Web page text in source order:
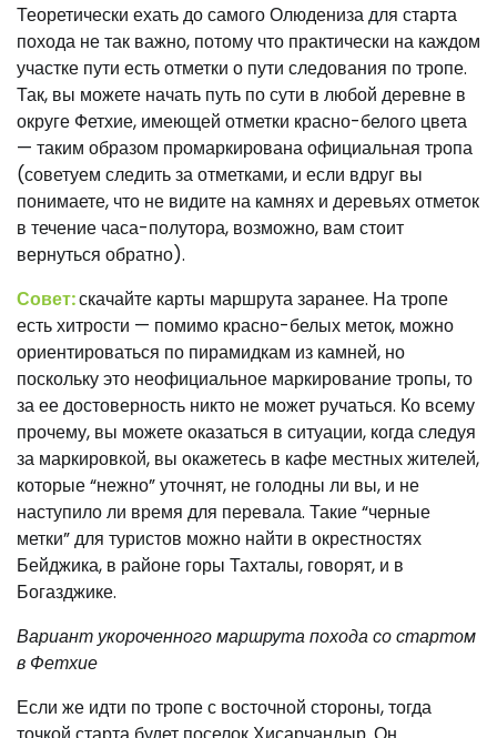
Теоретически ехать до самого Олюдениза для старта
похода не так важно, потому что практически на каждом
участке пути есть отметки о пути следования по тропе.
Так, вы можете начать путь по сути в любой деревне в
округе Фетхие, имеющей отметки красно-белого цвета
— таким образом промаркирована официальная тропа
(советуем следить за отметками, и если вдруг вы
понимаете, что не видите на камнях и деревьях отметок
в течение часа-полутора, возможно, вам стоит
вернуться обратно).
Совет:скачайте карты маршрута заранее. На тропе
есть хитрости — помимо красно-белых меток, можно
ориентироваться по пирамидкам из камней, но
поскольку это неофициальное маркирование тропы, то
за ее достоверность никто не может ручаться. Ко всему
прочему, вы можете оказаться в ситуации, когда следуя
за маркировкой, вы окажетесь в кафе местных жителей,
которые “нежно” уточнят, не голодны ли вы, и не
наступило ли время для перевала. Такие “черные
метки” для туристов можно найти в окрестностях
Бейджика, в районе горы Тахталы, говорят, и в
Богазджике.
Вариант укороченного маршрута похода со стартом
в Фетхие
Если же идти по тропе с восточной стороны, тогда